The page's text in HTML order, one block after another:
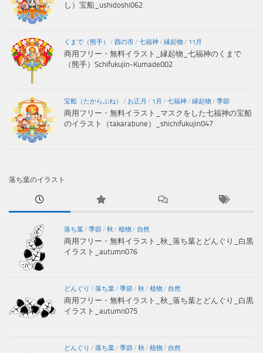
し）宝船_ushidoshi062
くまで（熊手） / 酉の市/ 七福神/ 縁起物/ 11月
商用フリー・無料イラスト_縁起物_七福神のくまで
（熊手）Schifukujin-Kumade002
宝船（たからぶね） / お正月 / 1月 / 七福神/ 縁起物/ 季節
商用フリー・無料イラスト_マスクをした七福神の宝船
のイラスト（takarabune）_shichifukujin047
落ち葉のイラスト
落ち葉/ 季節/ 秋 / 植物/ 自然
商用フリー・無料イラスト_秋_落ち葉とどんぐり_白黒
イラスト_autumn076
どんぐり / 落ち葉/ 季節/ 秋 / 植物/ 自然
商用フリー・無料イラスト_秋_落ち葉とどんぐり_白黒
イラスト_autumn075
どんぐり / 落ち葉/ 季節/ 秋 / 植物/ 自然